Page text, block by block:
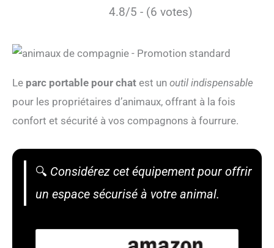
4.8/5 - (6 votes)
Le parc portable pour chat est un outil indispensable
pour les propriétaires d’animaux, offrant à la fois
confort et sécurité à vos compagnons à fourrure.
🔍 Considérez cet équipement pour offrir
un espace sécurisé à votre animal.